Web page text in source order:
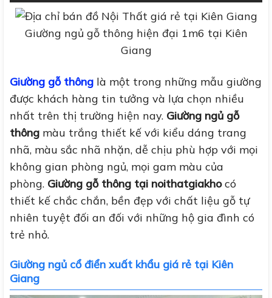
Giường ngủ gỗ thông hiện đại 1m6 tại Kiên
Giang
Giường gỗ thông là một trong những mẫu giường
được khách hàng tin tưởng và lựa chọn nhiều
nhất trên thị trường hiện nay. Giường ngủ gỗ
thông màu trắng thiết kế với kiểu dáng trang
nhã, màu sắc nhã nhặn, dễ chịu phù hợp với mọi
không gian phòng ngủ, mọi gam màu của
phòng. Giường gỗ thông tại noithatgiakhocó
thiết kế chắc chắn, bền đẹp với chất liệu gỗ tự
nhiên tuyệt đối an đối với những hộ gia đình có
trẻ nhỏ.
Giường ngủ cổ điển xuất khẩu giá rẻ tại Kiên
Giang